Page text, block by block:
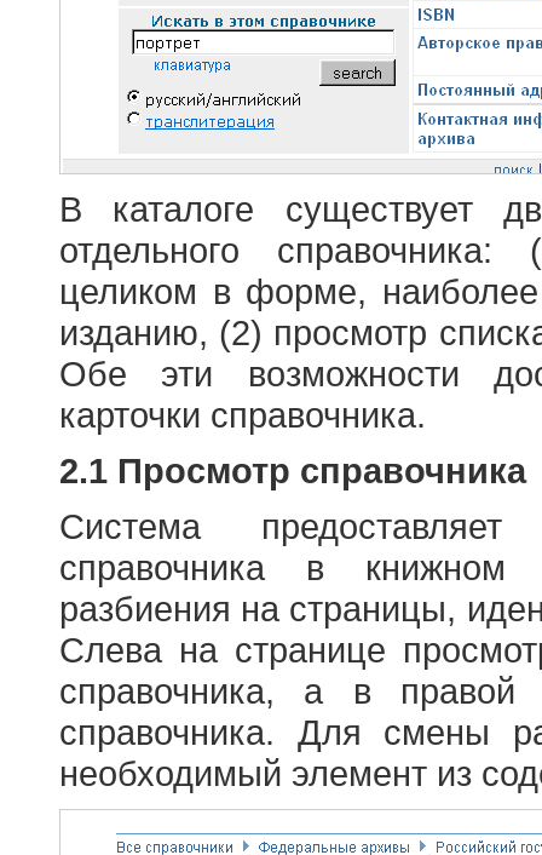
В каталоге существует
отдельного
целиком в форме,
изданию, (2) просмотр
Обе эти возможности
карточки справочника.
2.1 Просмотр справочника
Система
справочника в
разбиения на страницы,
Слева на странице
справочника, а в правой
справочника. Для смены
необходимый элемент из